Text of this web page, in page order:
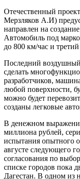
Отечественный
Мерзляков А.И)
направлен на
Автомобиль под
до 800 км/час и
Последний
сделать
разработчиков,
любой поверхности,
можно будет
созданы легковые
В денежном
миллиона рублей,
испытания опытного
августе следующего
согласования по
списке городов пока
Дагестан. В одном из